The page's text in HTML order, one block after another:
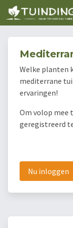
Welke planten
mediterrane
ervaringen!
Om volop mee
geregistreerd
Nu inloggen